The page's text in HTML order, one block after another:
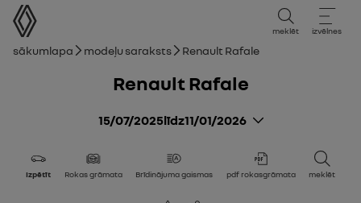
lietotāja rokasgrāmata
meklēt izvēlnes
navigācijas ceļš
Sākumlapa Modeļu saraksts Renault Rafale
Renault Rafale
15/07/2025līdz11/01/2026
Izpētīt Rokas grāmata Brīdinājuma gaismas pdf rokasgrāmata meklēt